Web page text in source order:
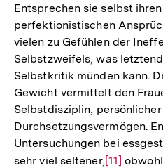
Entsprechen sie selbst
perfektionistischen
vielen zu Gefühlen der
Selbstzweifels, was
Selbstkritik münden kann.
Gewicht vermittelt den
Selbstdisziplin,
Durchsetzungsvermögen.
Untersuchungen bei
sehr viel seltener,Zur
[11]